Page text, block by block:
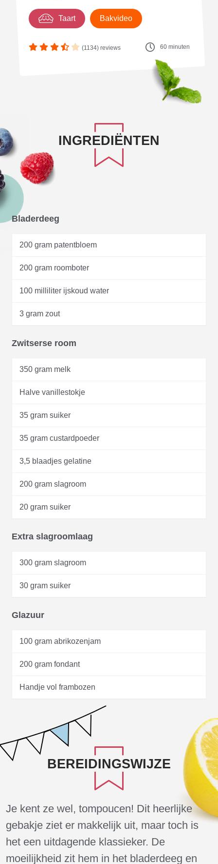
Taart Bakvideo
(1134) reviews 60 minuten
INGREDIËNTEN
Bladerdeeg
200 gram patentbloem
200 gram roomboter
100 milliliter ijskoud water
3 gram zout
Zwitserse room
350 gram melk
Halve vanillestokje
35 gram suiker
35 gram custardpoeder
3,5 blaadjes gelatine
200 gram slagroom
20 gram suiker
Extra slagroomlaag
300 gram slagroom
30 gram suiker
Glazuur
100 gram abrikozenjam
200 gram fondant
Handje vol frambozen
BEREIDINGSWIJZE
Je kent ze wel, tompoucen! Dit heerlijke
gebakje ziet er makkelijk uit, maar toch is
het een uitdagende klassieker. De
moeilijkheid zit hem in het bladerdeeg en